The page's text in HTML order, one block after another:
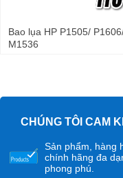
Bao lụa HP P1505/
M1536
CHÚNG TÔI CAM
Sản phẩm, hàng
chính hãng đa
phong phú.